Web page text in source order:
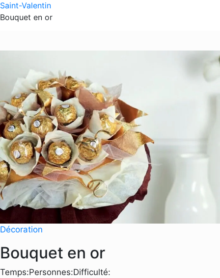
Saint-Valentin
Bouquet en or
Décoration
Bouquet en or
Temps:Personnes:Difficulté: